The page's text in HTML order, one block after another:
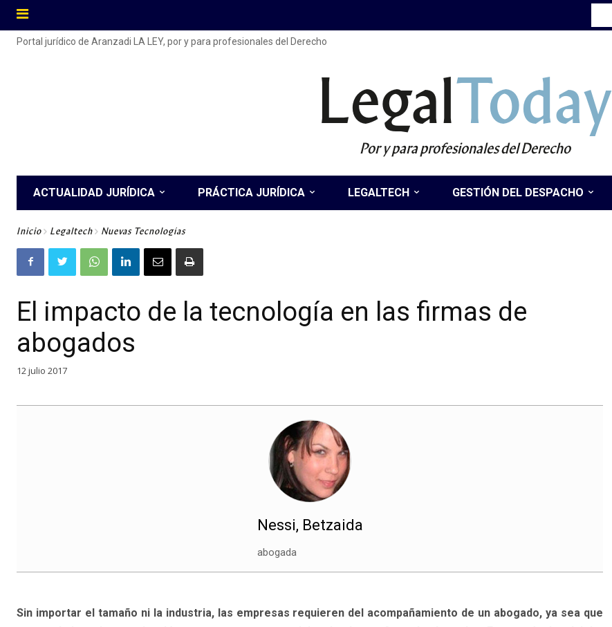
Portal jurídico de Aranzadi LA LEY, por y para profesionales del Derecho
LegalToday
Por y para profesionales del Derecho
ACTUALIDAD JURÍDICA PRÁCTICA JURÍDICA LEGALTECH GESTIÓN DEL DESPACHO
Inicio Legaltech Nuevas Tecnologías
El impacto de la tecnología en las firmas de
abogados
12 julio 2017
Nessi, Betzaida
abogada
Sin importar el tamaño ni la industria, las empresas requieren del acompañamiento de un abogado, ya sea que